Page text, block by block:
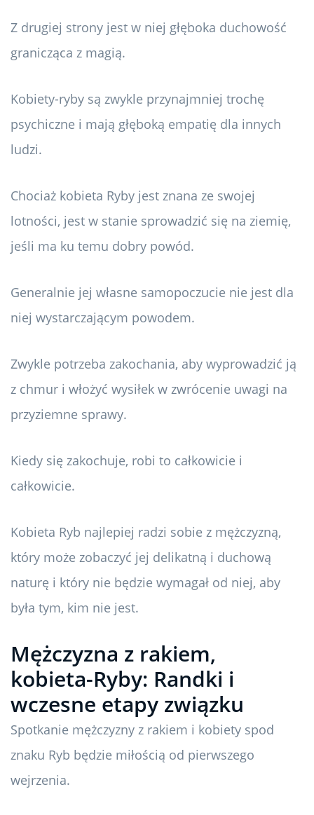
Z drugiej strony jest w niej głęboka duchowość
granicząca z magią.
Kobiety-ryby są zwykle przynajmniej trochę
psychiczne i mają głęboką empatię dla innych
ludzi.
Chociaż kobieta Ryby jest znana ze swojej
lotności, jest w stanie sprowadzić się na ziemię,
jeśli ma ku temu dobry powód.
Generalnie jej własne samopoczucie nie jest dla
niej wystarczającym powodem.
Zwykle potrzeba zakochania, aby wyprowadzić ją
z chmur i włożyć wysiłek w zwrócenie uwagi na
przyziemne sprawy.
Kiedy się zakochuje, robi to całkowicie i
całkowicie.
Kobieta Ryb najlepiej radzi sobie z mężczyzną,
który może zobaczyć jej delikatną i duchową
naturę i który nie będzie wymagał od niej, aby
była tym, kim nie jest.
Mężczyzna z rakiem,
kobieta-Ryby: Randki i
wczesne etapy związku
Spotkanie mężczyzny z rakiem i kobiety spod
znaku Ryb będzie miłością od pierwszego
wejrzenia.